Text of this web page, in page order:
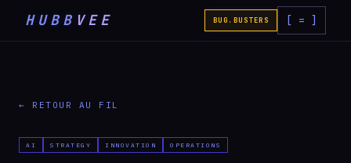
HUBB VEE BUG.BUSTERS [ = ]
← RETOUR AU FIL
AI STRATEGY INNOVATION OPERATIONS